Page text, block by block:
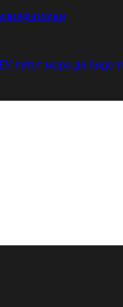
патот мора да биде